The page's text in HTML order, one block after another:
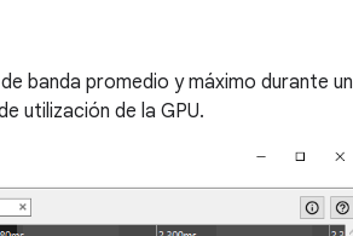
banda promedio y máximo durante un
utilización de la GPU.